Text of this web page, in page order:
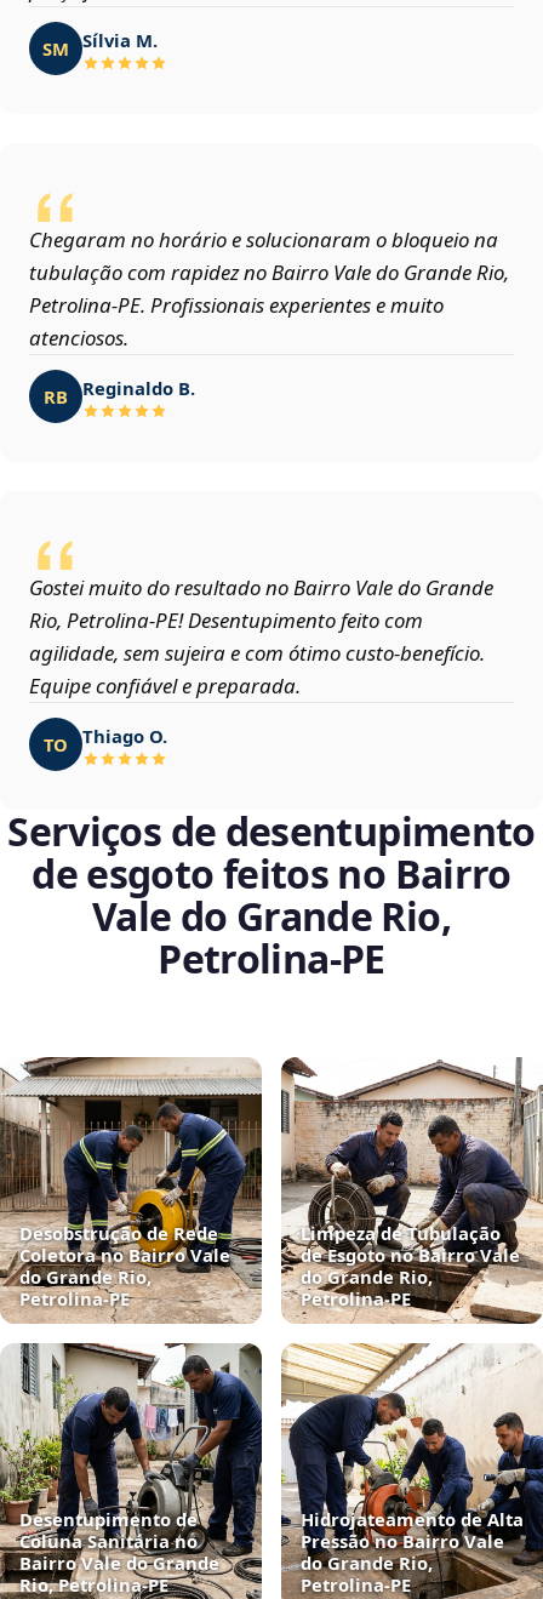
SM Sílvia M.
Chegaram no horário e solucionaram o bloqueio na
tubulação com rapidez no Bairro Vale do Grande Rio,
Petrolina‑PE. Profissionais experientes e muito
atenciosos.
RB Reginaldo B.
Gostei muito do resultado no Bairro Vale do Grande
Rio, Petrolina‑PE! Desentupimento feito com
agilidade, sem sujeira e com ótimo custo-benefício.
Equipe confiável e preparada.
TO Thiago O.
Serviços de desentupimento
de esgoto feitos no Bairro
Vale do Grande Rio,
Petrolina‑PE
Desobstrução de Rede
Coletora no Bairro Vale
do Grande Rio,
Petrolina‑PE
Limpeza de Tubulação
de Esgoto no Bairro Vale
do Grande Rio,
Petrolina‑PE
Desentupimento de
Coluna Sanitária no
Bairro Vale do Grande
Rio, Petrolina‑PE
Hidrojateamento de Alta
Pressão no Bairro Vale
do Grande Rio,
Petrolina‑PE